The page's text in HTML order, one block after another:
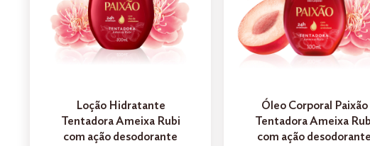
Loção Hidratante
Tentadora Ameixa Rubi
com ação desodorante
Óleo Corporal Paixão
Tentadora Ameixa
com ação